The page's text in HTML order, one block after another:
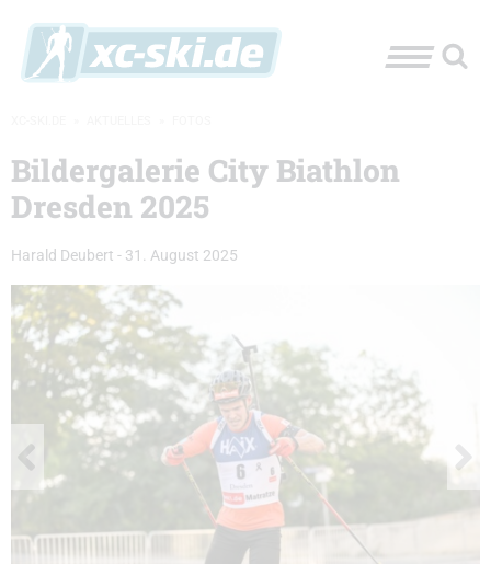
Bildergalerie City Biathlon
Dresden 2025
Harald Deubert - 31. August 2025